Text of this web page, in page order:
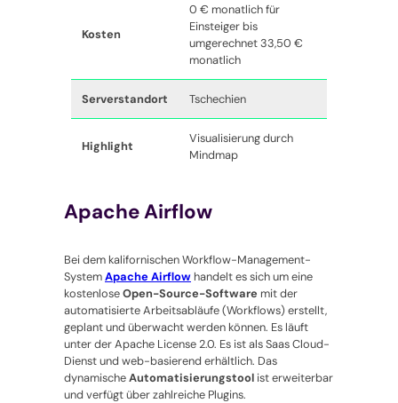
Kosten
0 € monatlich für
Einsteiger bis
umgerechnet 33,50 €
monatlich
Serverstandort Tschechien
Highlight
Visualisierung durch
Mindmap
Apache Airflow
Bei dem kalifornischen Workflow-Management-
SystemApache Airflow handelt es sich um eine
kostenloseOpen-Source-Software mit der
automatisierte Arbeitsabläufe (Workflows) erstellt,
geplant und überwacht werden können. Es läuft
unter der Apache License 2.0. Es ist als Saas Cloud-
Dienst und web-basierend erhältlich. Das
dynamischeAutomatisierungstool ist erweiterbar
und verfügt über zahlreiche Plugins.